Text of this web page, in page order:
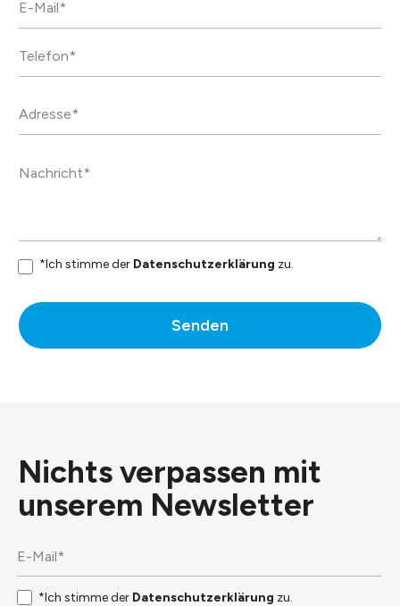
*Ich stimme der Datenschutzerklärung zu.
Senden
Nichts verpassen mit
unserem Newsletter
*Ich stimme der Datenschutzerklärung zu.